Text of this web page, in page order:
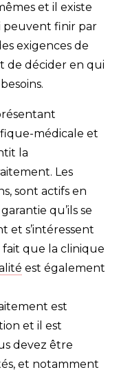
et il existe
peuvent finir par
exigences de
de décider en qui
médicale et
la
Les
sont actifs en
qu’ils se
et s’intéressent
fait que la clinique
est également
est
et il est
devez être
et notamment